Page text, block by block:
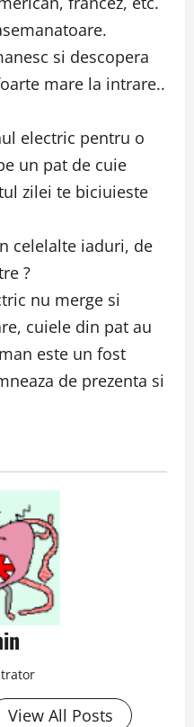
si descopera
mare la intrare..
electric pentru o
un pat de cuie
zilei te biciuieste
celelalte iaduri, de
?
nu merge si
cuiele din pat au
este un fost
de prezenta si
View All Posts